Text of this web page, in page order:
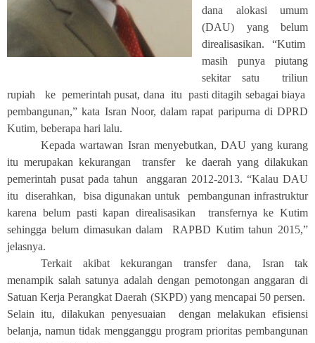
dana alokasi umum
(DAU) yang belum
direalisasikan. “Kutim
masih punya piutang
sekitar satu triliun
rupiah ke pemerintah pusat, dana itu pasti ditagih sebagai biaya
pembangunan,” kata Isran Noor, dalam rapat paripurna di DPRD
Kutim, beberapa hari lalu.
Kepada wartawan Isran menyebutkan, DAU yang kurang
itu merupakan kekurangan transfer ke daerah yang dilakukan
pemerintah pusat pada tahun anggaran 2012-2013. “Kalau DAU
itu diserahkan, bisa digunakan untuk pembangunan infrastruktur
karena belum pasti kapan direalisasikan transfernya ke Kutim
sehingga belum dimasukan dalam RAPBD Kutim tahun 2015,”
jelasnya.
Terkait akibat kekurangan transfer dana, Isran tak
menampik salah satunya adalah dengan pemotongan anggaran di
Satuan Kerja Perangkat Daerah (SKPD) yang mencapai 50 persen.
Selain itu, dilakukan penyesuaian dengan melakukan efisiensi
belanja, namun tidak mengganggu program prioritas pembangunan